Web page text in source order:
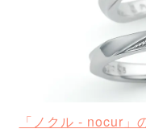
「ノクル - nocur」